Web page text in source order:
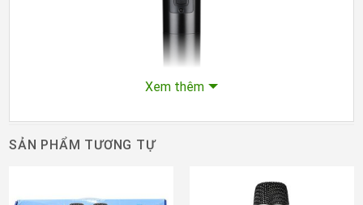
Xem thêm
SẢN PHẨM TƯƠNG TỰ